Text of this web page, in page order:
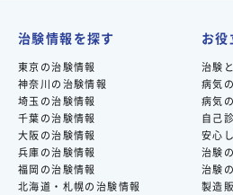
治験情報を探す
東京の治験情報
神奈川の治験情報
埼玉の治験情報
千葉の治験情報
大阪の治験情報
兵庫の治験情報
福岡の治験情報
北海道・札幌の治験情報
お役
治験
病気
病気
自己
安心
治験
治験
製造